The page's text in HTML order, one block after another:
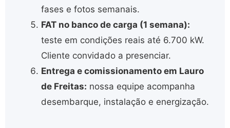
fases e fotos semanais.
FAT no banco de carga (1 semana):
teste em condições reais até 6.700 kW.
Cliente convidado a presenciar.
Entrega e comissionamento em Lauro
de Freitas: nossa equipe acompanha
desembarque, instalação e energização.